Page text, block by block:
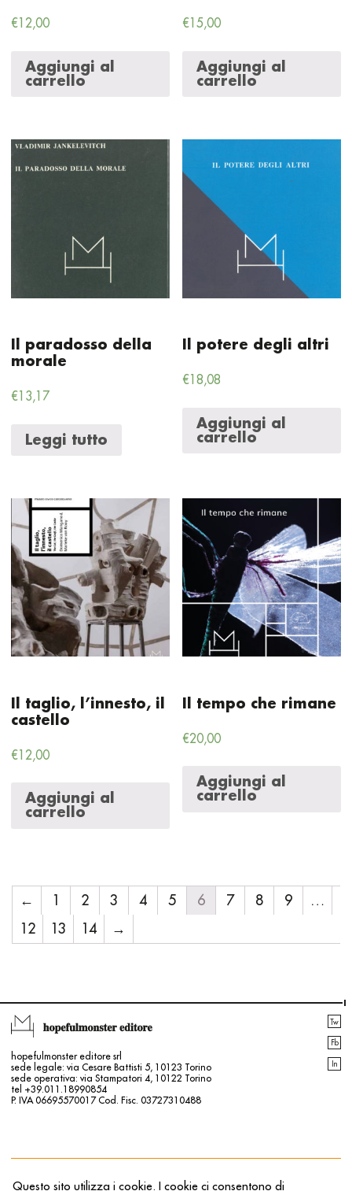
Questo sito utilizza i cookie. I cookie ci consentono di
€ 12,00
Aggiungi al
carrello
€ 15,00
Aggiungi al
carrello
Il paradosso della
morale
€ 13,17
Leggi tutto
Il potere degli altri
€ 18,08
Aggiungi al
carrello
Il taglio, l’innesto, il
castello
€ 12,00
Aggiungi al
carrello
Il tempo che rimane
€20,00
Aggiungi al
carrello
← 2 3 4 5 6 7 8 9
…
12
13 14 →
hopefulmonster editore srl
sede legale: via Cesare Battisti 5, 10123 Torino
sede operativa: via Stampatori 4, 10122 Torino
tel +39.011.18990854
P. IVA 06695570017 Cod. Fisc. 03727310488
Info legali
Il mio profilo
Tw
Fb
In